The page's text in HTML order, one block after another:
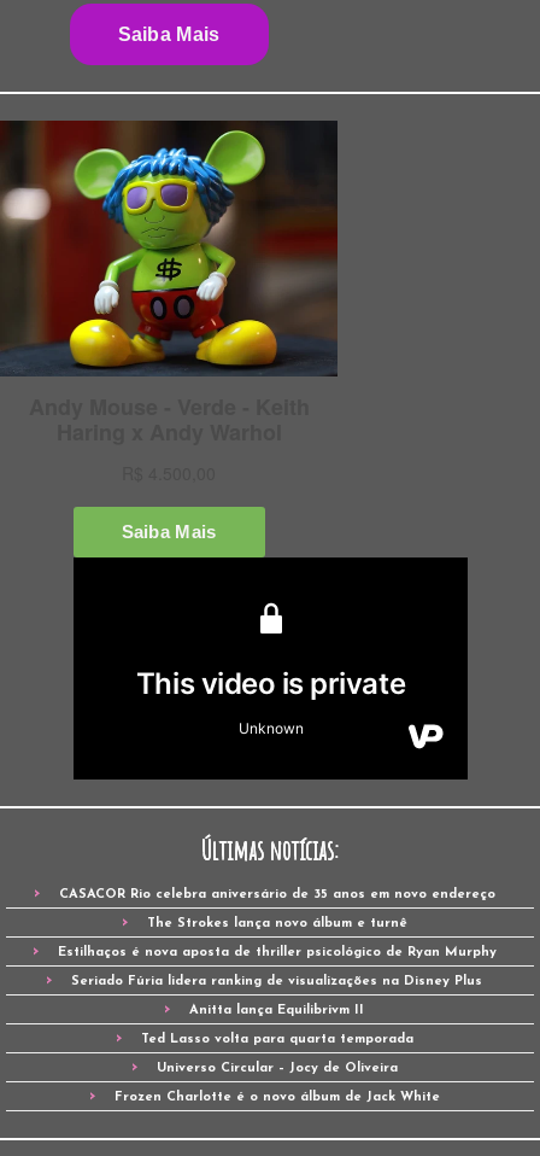
Últimas notícias:
CASACOR Rio celebra aniversário de 35 anos em novo endereço
The Strokes lança novo álbum e turnê
Estilhaços é nova aposta de thriller psicológico de Ryan Murphy
Seriado Fúria lidera ranking de visualizações na Disney Plus
Anitta lança Equilibrivm II
Ted Lasso volta para quarta temporada
Universo Circular – Jocy de Oliveira
Frozen Charlotte é o novo álbum de Jack White